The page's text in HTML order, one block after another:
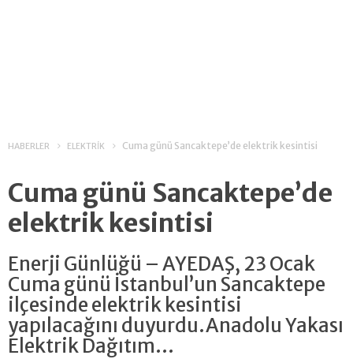
HABERLER ELEKTRİK Cuma günü Sancaktepe’de elektrik kesintisi
Cuma günü Sancaktepe’de
elektrik kesintisi
Enerji Günlüğü – AYEDAŞ, 23 Ocak
Cuma günü İstanbul’un Sancaktepe
ilçesinde elektrik kesintisi
yapılacağını duyurdu.Anadolu Yakası
Elektrik Dağıtım...